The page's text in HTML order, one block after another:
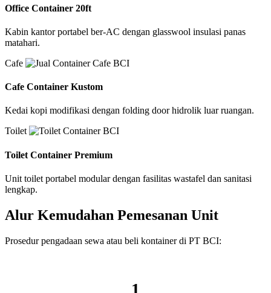
Office Container 20ft
Kabin kantor portabel ber-AC dengan glasswool insulasi panas
matahari.
Cafe
Cafe Container Kustom
Kedai kopi modifikasi dengan folding door hidrolik luar ruangan.
Toilet
Toilet Container Premium
Unit toilet portabel modular dengan fasilitas wastafel dan sanitasi
lengkap.
Alur Kemudahan Pemesanan Unit
Prosedur pengadaan sewa atau beli kontainer di PT BCI:
1